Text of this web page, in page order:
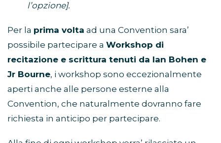
l’opzione].
Per la prima volta ad una Convention sara’
possibile partecipare a Workshop di
recitazione e scrittura tenuti da Ian Bohen e
Jr Bourne, i workshop sono eccezionalmente
aperti anche alle persone esterne alla
Convention, che naturalmente dovranno fare
richiesta in anticipo per partecipare.